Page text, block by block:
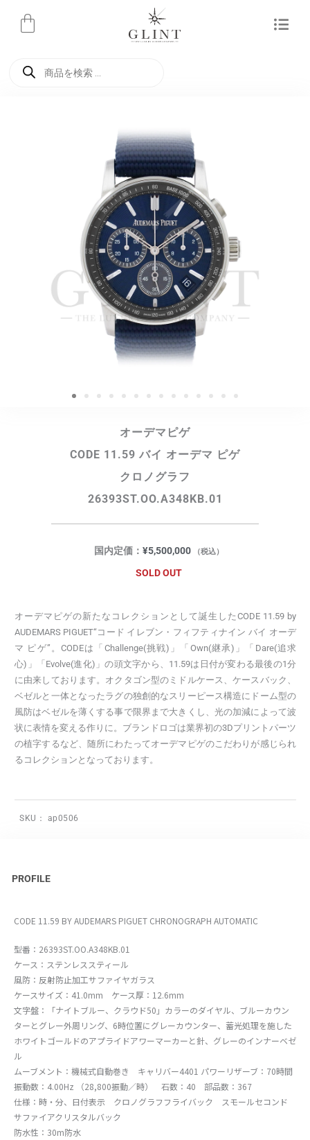
オーデマピゲ
CODE 11.59 バイ オーデマ ピゲ
クロノグラフ
26393ST.OO.A348KB.01
国内定価： ¥5,500,000 （税込）
SOLD OUT
オーデマピゲの新たなコレクションとして誕生したCODE 11.59 by
AUDEMARS PIGUET“コード イレブン・フィフティナイン バイ オーデ
マ ピゲ”。CODEは「Challenge(挑戦)」「Own(継承)」「Dare(追求
心)」「Evolve(進化)」の頭文字から、11.59は日付が変わる最後の1分
に由来しております。オクタゴン型のミドルケース、ケースバック、
ベゼルと一体となったラグの独創的なスリーピース構造にドーム型の
風防はベゼルを薄くする事で限界まで大きくし、光の加減によって波
状に表情を変える作りに。ブランドロゴは業界初の3Dプリントパーツ
の植字するなど、随所にわたってオーデマピゲのこだわりが感じられ
るコレクションとなっております。
SKU： ap0506
PROFILE
CODE 11.59 BY AUDEMARS PIGUET CHRONOGRAPH AUTOMATIC
型番：26393ST.OO.A348KB.01
ケース：ステンレススティール
風防：反射防止加工サファイヤガラス
ケースサイズ：41.0mm ケース厚：12.6mm
文字盤：「ナイトブルー、クラウド50」カラーのダイヤル、ブルーカウン
ターとグレー外周リング、6時位置にグレーカウンター、蓄光処理を施した
ホワイトゴールドのアプライドアワーマーカーと針、グレーのインナーベゼ
ル
ムーブメント：機械式自動巻き キャリバー4401 パワーリザーブ：70時間
振動数：4.00Hz （28,800振動／時） 石数：40 部品数：367
仕様：時・分、日付表示 クロノグラフフライバック スモールセコンド
サファイアクリスタルバック
防水性：30m防水